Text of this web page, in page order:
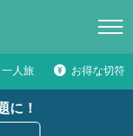
一人旅 お得な切符
に！